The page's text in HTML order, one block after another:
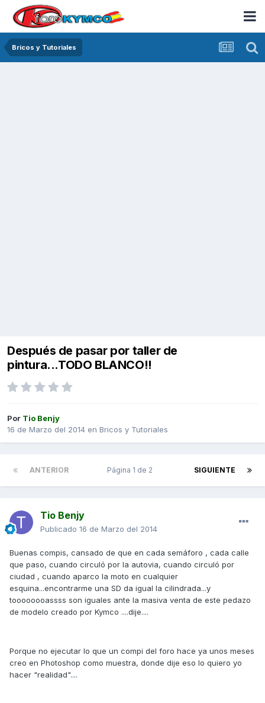
Bricos y Tutoriales
Después de pasar por taller de
pintura...TODO BLANCO!!
Por Tio Benjy
16 de Marzo del 2014 en Bricos y Tutoriales
ANTERIOR SIGUIENTE
Página 1 de 2
Tio Benjy
Publicado 16 de Marzo del 2014
Buenas compis, cansado de que en cada semáforo , cada calle
que paso, cuando circuló por la autovia, cuando circuló por
ciudad , cuando aparco la moto en cualquier
esquina...encontrarme una SD da igual la cilindrada...y
toooooooassss son iguales ante la masiva venta de este pedazo
de modelo creado por Kymco ....dije....
Porque no ejecutar lo que un compi del foro hace ya unos meses
creo en Photoshop como muestra, donde dije eso lo quiero yo
hacer "realidad"....